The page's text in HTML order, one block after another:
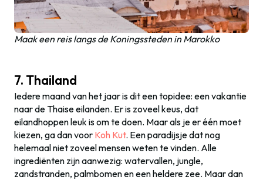
Maak een reis langs de Koningssteden in Marokko
7. Thailand
Iedere maand van het jaar is dit een topidee: een vakantie
naar de Thaise eilanden. Er is zoveel keus, dat
eilandhoppen leuk is om te doen. Maar als je er één moet
kiezen, ga dan voor Koh Kut. Een paradijsje dat nog
helemaal niet zoveel mensen weten te vinden. Alle
ingrediënten zijn aanwezig: watervallen, jungle,
zandstranden, palmbomen en een heldere zee. Maar dan